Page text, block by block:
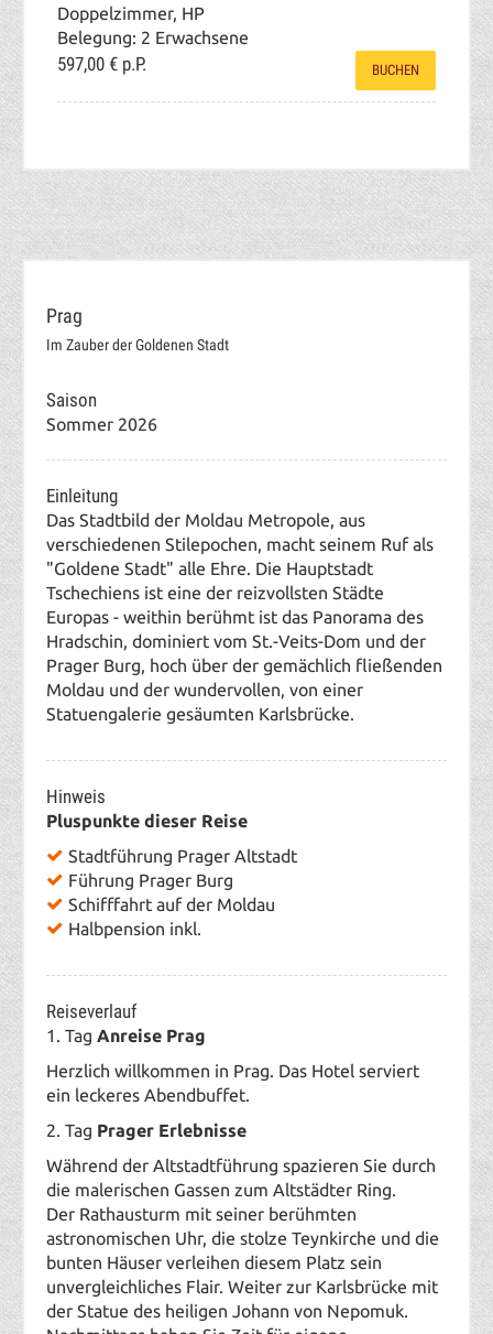
Doppelzimmer, HP
Belegung: 2 Erwachsene
597,00 € p.P. BUCHEN
Prag
Im Zauber der Goldenen Stadt
Saison
Sommer 2026
Einleitung
Das Stadtbild der Moldau Metropole, aus
verschiedenen Stilepochen, macht seinem Ruf als
"Goldene Stadt" alle Ehre. Die Hauptstadt
Tschechiens ist eine der reizvollsten Städte
Europas - weithin berühmt ist das Panorama des
Hradschin, dominiert vom St.-Veits-Dom und der
Prager Burg, hoch über der gemächlich fließenden
Moldau und der wundervollen, von einer
Statuengalerie gesäumten Karlsbrücke.
Hinweis
Pluspunkte dieser Reise
Stadtführung Prager Altstadt
Führung Prager Burg
Schifffahrt auf der Moldau
Halbpension inkl.
Reiseverlauf
1. Tag Anreise Prag
Herzlich willkommen in Prag. Das Hotel serviert
ein leckeres Abendbuffet.
2. Tag Prager Erlebnisse
Während der Altstadtführung spazieren Sie durch
die malerischen Gassen zum Altstädter Ring.
Der Rathausturm mit seiner berühmten
astronomischen Uhr, die stolze Teynkirche und die
bunten Häuser verleihen diesem Platz sein
unvergleichliches Flair. Weiter zur Karlsbrücke mit
der Statue des heiligen Johann von Nepomuk.